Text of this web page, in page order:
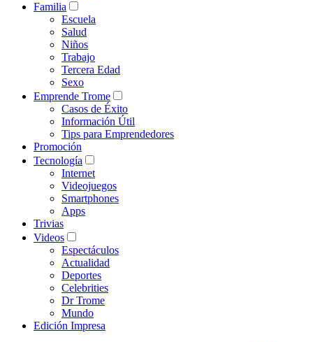
Familia
Escuela
Salud
Niños
Trabajo
Tercera Edad
Sexo
Emprende Trome
Casos de Éxito
Información Útil
Tips para Emprendedores
Promoción
Tecnología
Internet
Videojuegos
Smartphones
Apps
Trivias
Videos
Espectáculos
Actualidad
Deportes
Celebrities
Dr Trome
Mundo
Edición Impresa